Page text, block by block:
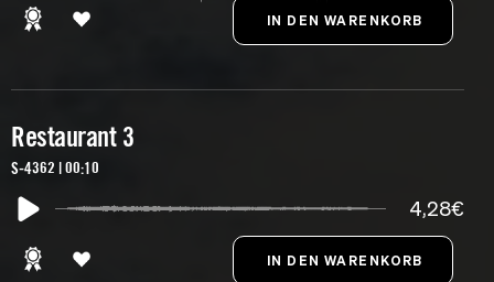
Restaurant 3
S-4362 | 00:10
4,28€